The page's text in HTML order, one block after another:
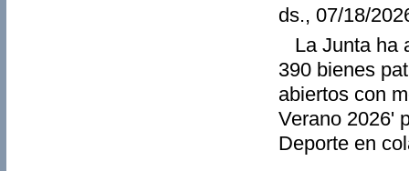
ds., 07/18/
La Junta ha
390 bienes
abiertos con
Verano 2026'
Deporte en